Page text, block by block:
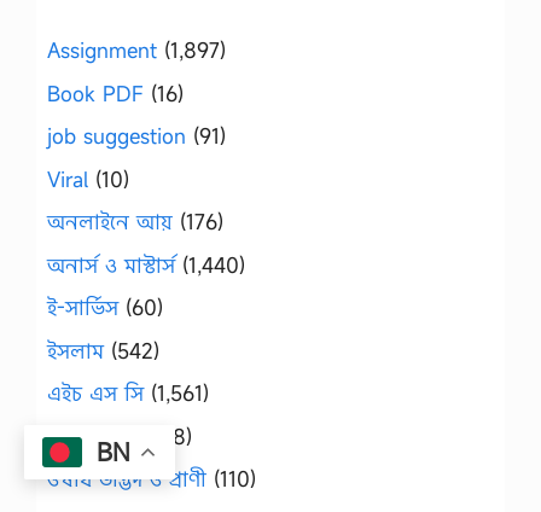
Assignment (1,897)
Book PDF (16)
job suggestion (91)
Viral (10)
অনলাইনে আয় (176)
অনার্স ও মাস্টার্স(1,440)
ই-সার্ভিস(60)
ইসলাম(542)
এইচ এস সি(1,561)
এসএসসি (1,348)
ঔষধি উদ্ভিদ ও প্রাণী (110)
BN